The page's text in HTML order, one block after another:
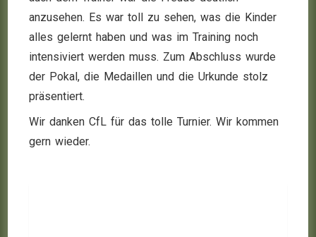
anzusehen. Es war toll zu sehen, was die Kinder
alles gelernt haben und was im Training noch
intensiviert werden muss. Zum Abschluss wurde
der Pokal, die Medaillen und die Urkunde stolz
präsentiert.
Wir danken CfL für das tolle Turnier. Wir kommen
gern wieder.